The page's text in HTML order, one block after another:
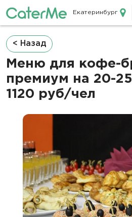
Кейтеринг
Екатеринбург
Строка
навигации
< Назад
Меню для кофе-
премиум на 20-
1120 руб/чел